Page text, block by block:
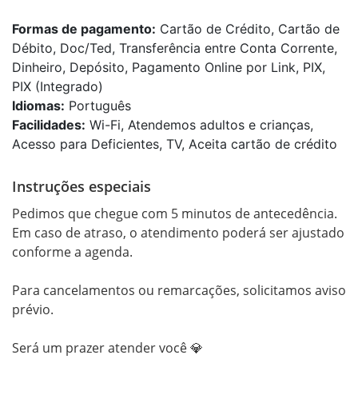
Formas de pagamento: Cartão de Crédito, Cartão de
Débito, Doc/Ted, Transferência entre Conta Corrente,
Dinheiro, Depósito, Pagamento Online por Link, PIX,
PIX (Integrado)
Idiomas: Português
Facilidades: Wi-Fi, Atendemos adultos e crianças,
Acesso para Deficientes, TV, Aceita cartão de crédito
Instruções especiais
Pedimos que chegue com 5 minutos de antecedência.
Em caso de atraso, o atendimento poderá ser ajustado
conforme a agenda.
Para cancelamentos ou remarcações, solicitamos aviso
prévio.
Será um prazer atender você 💎